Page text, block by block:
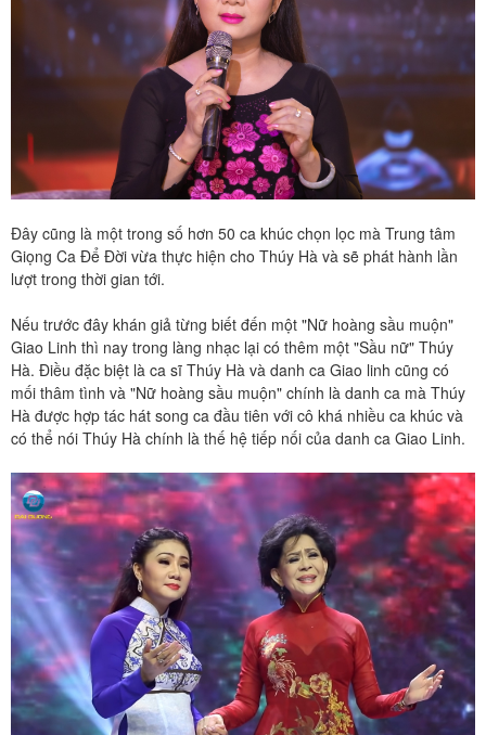
Đây cũng là một trong số hơn 50 ca khúc chọn lọc mà Trung tâm
Giọng Ca Để Đời vừa thực hiện cho Thúy Hà và sẽ phát hành lần
lượt trong thời gian tới.
Nếu trước đây khán giả từng biết đến một "Nữ hoàng sầu muộn"
Giao Linh thì nay trong làng nhạc lại có thêm một "Sầu nữ" Thúy
Hà. Điều đặc biệt là ca sĩ Thúy Hà và danh ca Giao linh cũng có
mối thâm tình và "Nữ hoàng sầu muộn" chính là danh ca mà Thúy
Hà được hợp tác hát song ca đầu tiên với cô khá nhiều ca khúc và
có thể nói Thúy Hà chính là thế hệ tiếp nối của danh ca Giao Linh.